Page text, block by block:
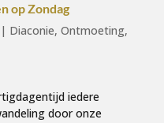
op Zondag
Diaconie, Ontmoeting,
iedere
door onze